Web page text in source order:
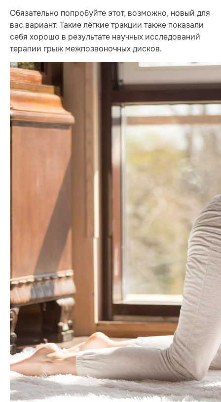
Обязательно попробуйте этот, возможно, новый для
вас вариант. Такие лёгкие тракции также показали
себя хорошо в результате научных исследований
терапии грыж межпозвоночных дисков.